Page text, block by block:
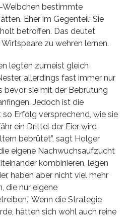
Weibchen bestimmte
Eher im Gegenteil: Sie
betroffen. Das deutet
zu wehren lernen.
legten zumeist gleich
allerdings fast immer nur
bevor sie mit der Bebrütung
Jedoch ist die
Erfolg versprechend, wie sie
ein Drittel der Eier wird
bebrütet”, sagt Holger
eigene Nachwuchsaufzucht
kombinieren, legen
haben aber nicht viel mehr
die nur eigene
Wenn die Strategie
hätten sich wohl auch reine